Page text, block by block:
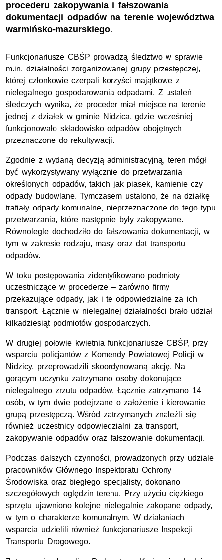
procederu zakopywania i fałszowania
dokumentacji odpadów na terenie województwa
warmińsko-mazurskiego.
Funkcjonariusze CBŚP prowadzą śledztwo w sprawie
m.in. działalności zorganizowanej grupy przestępczej,
której członkowie czerpali korzyści majątkowe z
nielegalnego gospodarowania odpadami. Z ustaleń
śledczych wynika, że proceder miał miejsce na terenie
jednej z działek w gminie Nidzica, gdzie wcześniej
funkcjonowało składowisko odpadów obojętnych
przeznaczone do rekultywacji.
Zgodnie z wydaną decyzją administracyjną, teren mógł
być wykorzystywany wyłącznie do przetwarzania
określonych odpadów, takich jak piasek, kamienie czy
odpady budowlane. Tymczasem ustalono, że na działkę
trafiały odpady komunalne, nieprzeznaczone do tego typu
przetwarzania, które następnie były zakopywane.
Równolegle dochodziło do fałszowania dokumentacji, w
tym w zakresie rodzaju, masy oraz dat transportu
odpadów.
W toku postępowania zidentyfikowano podmioty
uczestniczące w procederze – zarówno firmy
przekazujące odpady, jak i te odpowiedzialne za ich
transport. Łącznie w nielegalnej działalności brało udział
kilkadziesiąt podmiotów gospodarczych.
W drugiej połowie kwietnia funkcjonariusze CBŚP, przy
wsparciu policjantów z Komendy Powiatowej Policji w
Nidzicy, przeprowadzili skoordynowaną akcję. Na
gorącym uczynku zatrzymano osoby dokonujące
nielegalnego zrzutu odpadów. Łącznie zatrzymano 14
osób, w tym dwie podejrzane o założenie i kierowanie
grupą przestępczą. Wśród zatrzymanych znaleźli się
również uczestnicy odpowiedzialni za transport,
zakopywanie odpadów oraz fałszowanie dokumentacji.
Podczas dalszych czynności, prowadzonych przy udziale
pracowników Głównego Inspektoratu Ochrony
Środowiska oraz biegłego specjalisty, dokonano
szczegółowych oględzin terenu. Przy użyciu ciężkiego
sprzętu ujawniono kolejne nielegalnie zakopane odpady,
w tym o charakterze komunalnym. W działaniach
wsparcia udzielili również funkcjonariusze Inspekcji
Transportu Drogowego.